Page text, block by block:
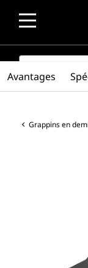
SEARCH
Grappins en
Avantages